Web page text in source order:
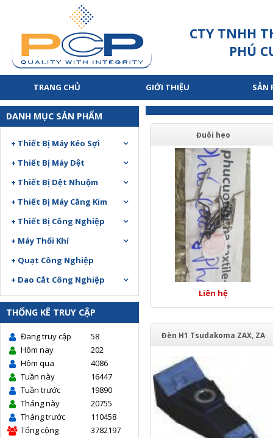
CTY TNHH
PHÚ
TRANG CHỦ GIỚI THIỆU SẢN
DANH MỤC SẢN PHẨM
+ Thiết Bị Máy Kéo Sợi
+ Thiết Bị Máy Dệt
+ Thiết Bị Dệt Nhuộm
+ Thiết Bị Máy Căng Kim
+ Thiết Bị Công Nghiệp
+ Máy Thổi Khí
+ Quạt Công Nghiệp
+ Dao Cắt Công Nghiệp
THỐNG KÊ TRUY CẬP
Đang truy cập
58
Hôm nay
202
Hôm qua
4086
Tuần này
16447
Tuần trước
19890
Tháng này
20755
Tháng trước
110458
Tổng cộng
3782197
Đuôi heo
Liên hệ
Đèn H1 Tsudakoma ZAX, ZA